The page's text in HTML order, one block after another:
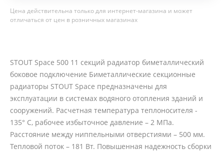
Цена действительна только для интернет-магазина и может
отличаться от цен в розничных магазинах
STOUT Space 500 11 секций радиатор биметаллический
боковое подключение Биметаллические секционные
радиаторы STOUT Space предназначены для
эксплуатации в системах водяного отопления зданий и
сооружений. Расчетная температура теплоносителя -
135° С, рабочее избыточное давление – 2 МПа.
Расстояние между ниппельными отверстиями – 500 мм.
Тепловой поток – 181 Вт. Повышенная надежность сборки